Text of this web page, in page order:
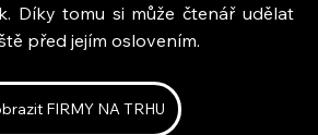
Díky tomu si může čtenář udělat
před jejím oslovením.
FIRMY NA TRHU